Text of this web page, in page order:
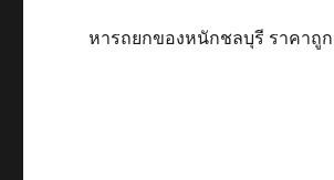
หารถยกของหนักชลบุรี ราคาถูก